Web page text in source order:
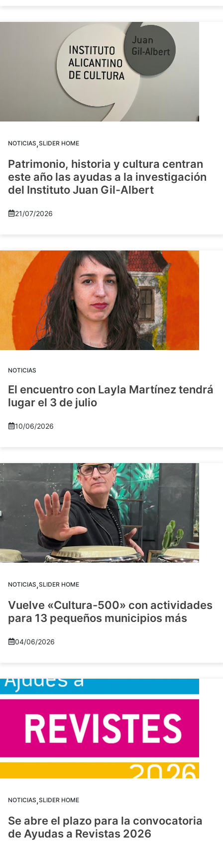
NOTICIAS,SLIDER HOME
Patrimonio, historia y cultura centran
este año las ayudas a la investigación
del Instituto Juan Gil-Albert
21/07/2026
NOTICIAS
El encuentro con Layla Martínez tendrá
lugar el 3 de julio
10/06/2026
NOTICIAS,SLIDER HOME
Vuelve «Cultura-500» con actividades
para 13 pequeños municipios más
04/06/2026
NOTICIAS,SLIDER HOME
Se abre el plazo para la convocatoria
de Ayudas a Revistas 2026